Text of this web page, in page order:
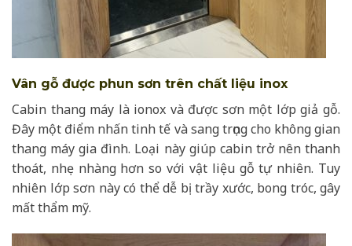
Vân gỗ được phun sơn trên chất liệu inox
Cabin thang máy là ionox và được sơn một lớp giả gỗ.
Đây một điểm nhấn tinh tế và sang trọng cho không gian
thang máy gia đình. Loại này giúp cabin trở nên thanh
thoát, nhẹ nhàng hơn so với vật liệu gỗ tự nhiên. Tuy
nhiên lớp sơn này có thể dễ bị trầy xước, bong tróc, gây
mất thẩm mỹ.